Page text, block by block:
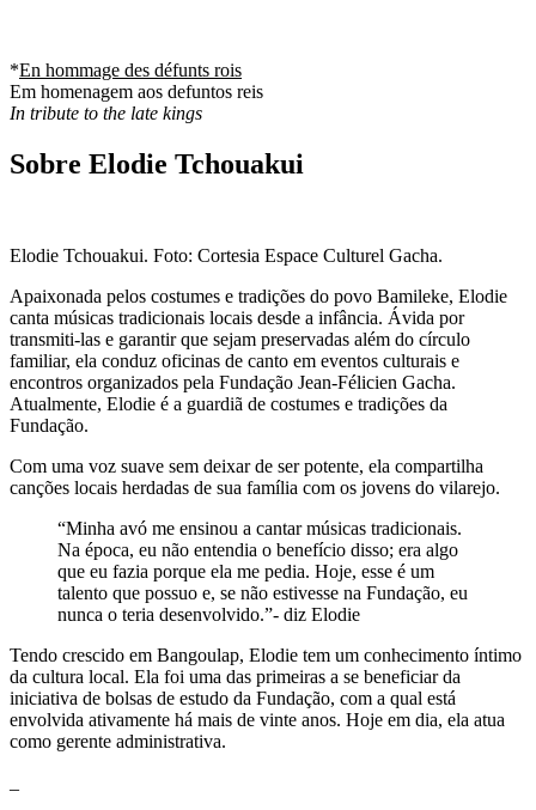
*En hommage des défunts rois
Em homenagem aos defuntos reis
In tribute to the late kings
Sobre Elodie Tchouakui
Elodie Tchouakui. Foto: Cortesia Espace Culturel Gacha.
Apaixonada pelos costumes e tradições do povo Bamileke, Elodie
canta músicas tradicionais locais desde a infância. Ávida por
transmiti-las e garantir que sejam preservadas além do círculo
familiar, ela conduz oficinas de canto em eventos culturais e
encontros organizados pela Fundação Jean-Félicien Gacha.
Atualmente, Elodie é a guardiã de costumes e tradições da
Fundação.
Com uma voz suave sem deixar de ser potente, ela compartilha
canções locais herdadas de sua família com os jovens do vilarejo.
“Minha avó me ensinou a cantar músicas tradicionais.
Na época, eu não entendia o benefício disso; era algo
que eu fazia porque ela me pedia. Hoje, esse é um
talento que possuo e, se não estivesse na Fundação, eu
nunca o teria desenvolvido.”- diz Elodie
Tendo crescido em Bangoulap, Elodie tem um conhecimento íntimo
da cultura local. Ela foi uma das primeiras a se beneficiar da
iniciativa de bolsas de estudo da Fundação, com a qual está
envolvida ativamente há mais de vinte anos. Hoje em dia, ela atua
como gerente administrativa.